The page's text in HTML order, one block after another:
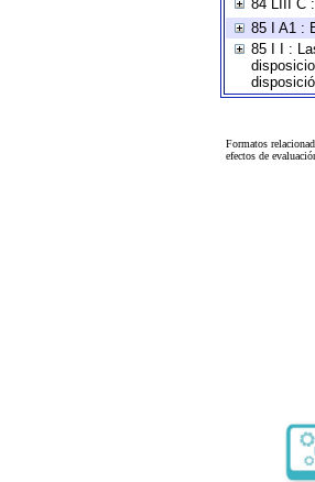
84 LIII C
85 I A1 :
85 I I :
Formatos
efectos de